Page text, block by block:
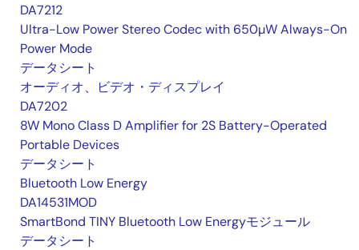
DA7212
Ultra-Low Power Stereo Codec with 650µW Always-On
Power Mode
データシート
オーディオ、ビデオ・ディスプレイ
DA7202
8W Mono Class D Amplifier for 2S Battery-Operated
Portable Devices
データシート
Bluetooth Low Energy
DA14531MOD
SmartBond TINY Bluetooth Low Energyモジュール
データシート